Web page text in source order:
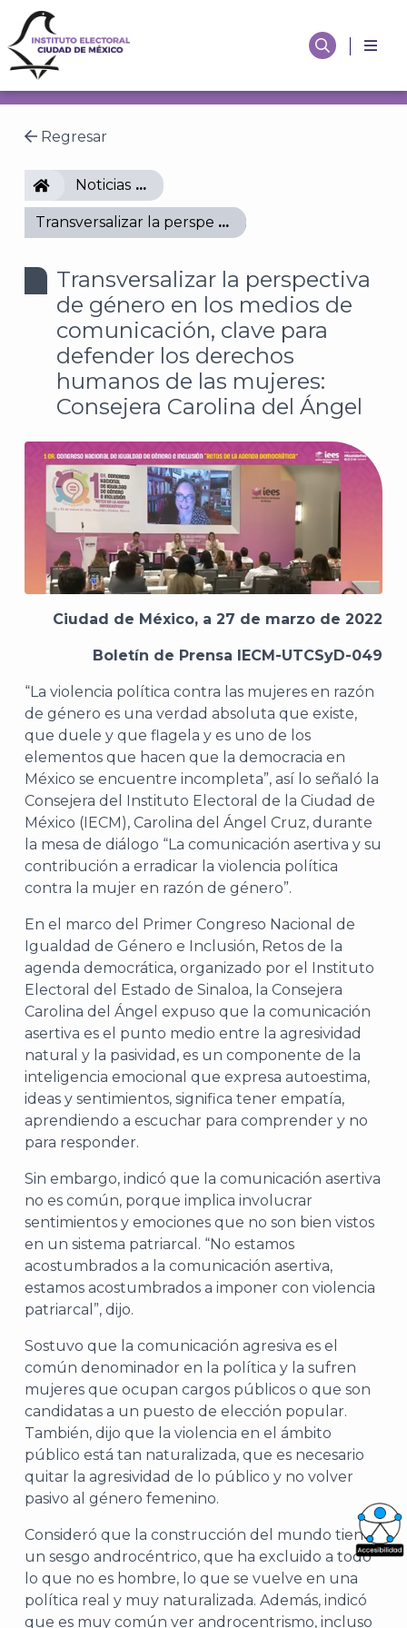
Regresar
IECMNoticias
Transversalizar la perspectiva de género en los
Transversalizar la perspectiva
de género en los medios de
comunicación, clave para
defender los derechos
humanos de las mujeres:
Consejera Carolina del Ángel
Ciudad de México, a 27 de marzo de 2022
Boletín de Prensa IECM-UTCSyD-049
“La violencia política contra las mujeres en razón
de género es una verdad absoluta que existe,
que duele y que flagela y es uno de los
elementos que hacen que la democracia en
México se encuentre incompleta”, así lo señaló la
Consejera del Instituto Electoral de la Ciudad de
México (IECM), Carolina del Ángel Cruz, durante
la mesa de diálogo “La comunicación asertiva y su
contribución a erradicar la violencia política
contra la mujer en razón de género”.
En el marco del Primer Congreso Nacional de
Igualdad de Género e Inclusión, Retos de la
agenda democrática, organizado por el Instituto
Electoral del Estado de Sinaloa, la Consejera
Carolina del Ángel expuso que la comunicación
asertiva es el punto medio entre la agresividad
natural y la pasividad, es un componente de la
inteligencia emocional que expresa autoestima,
ideas y sentimientos, significa tener empatía,
aprendiendo a escuchar para comprender y no
para responder.
Sin embargo, indicó que la comunicación asertiva
no es común, porque implica involucrar
sentimientos y emociones que no son bien vistos
en un sistema patriarcal. “No estamos
acostumbrados a la comunicación asertiva,
estamos acostumbrados a imponer con violencia
patriarcal”, dijo.
Sostuvo que la comunicación agresiva es el
común denominador en la política y la sufren
mujeres que ocupan cargos públicos o que son
candidatas a un puesto de elección popular.
También, dijo que la violencia en el ámbito
público está tan naturalizada, que es necesario
quitar la agresividad de lo público y no volver
pasivo al género femenino.
Consideró que la construcción del mundo tiene
un sesgo androcéntrico, que ha excluido a todo
lo que no es hombre, lo que se vuelve en una
política real y muy naturalizada. Además, indicó
que es muy común ver androcentrismo, incluso